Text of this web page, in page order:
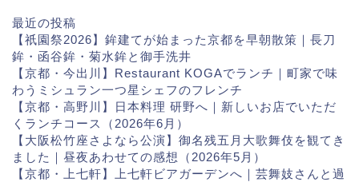
最近の投稿
【祇園祭2026】鉾建てが始まった京都を早朝散策｜長刀
鉾・函谷鉾・菊水鉾と御手洗井
【京都・今出川】Restaurant KOGAでランチ｜町家で味
わうミシュラン一つ星シェフのフレンチ
【京都・高野川】日本料理 研野へ｜新しいお店でいただ
くランチコース（2026年6月）
【大阪松竹座さよなら公演】御名残五月大歌舞伎を観てき
ました｜昼夜あわせての感想（2026年5月）
【京都・上七軒】上七軒ビアガーデンへ｜芸舞妓さんと過